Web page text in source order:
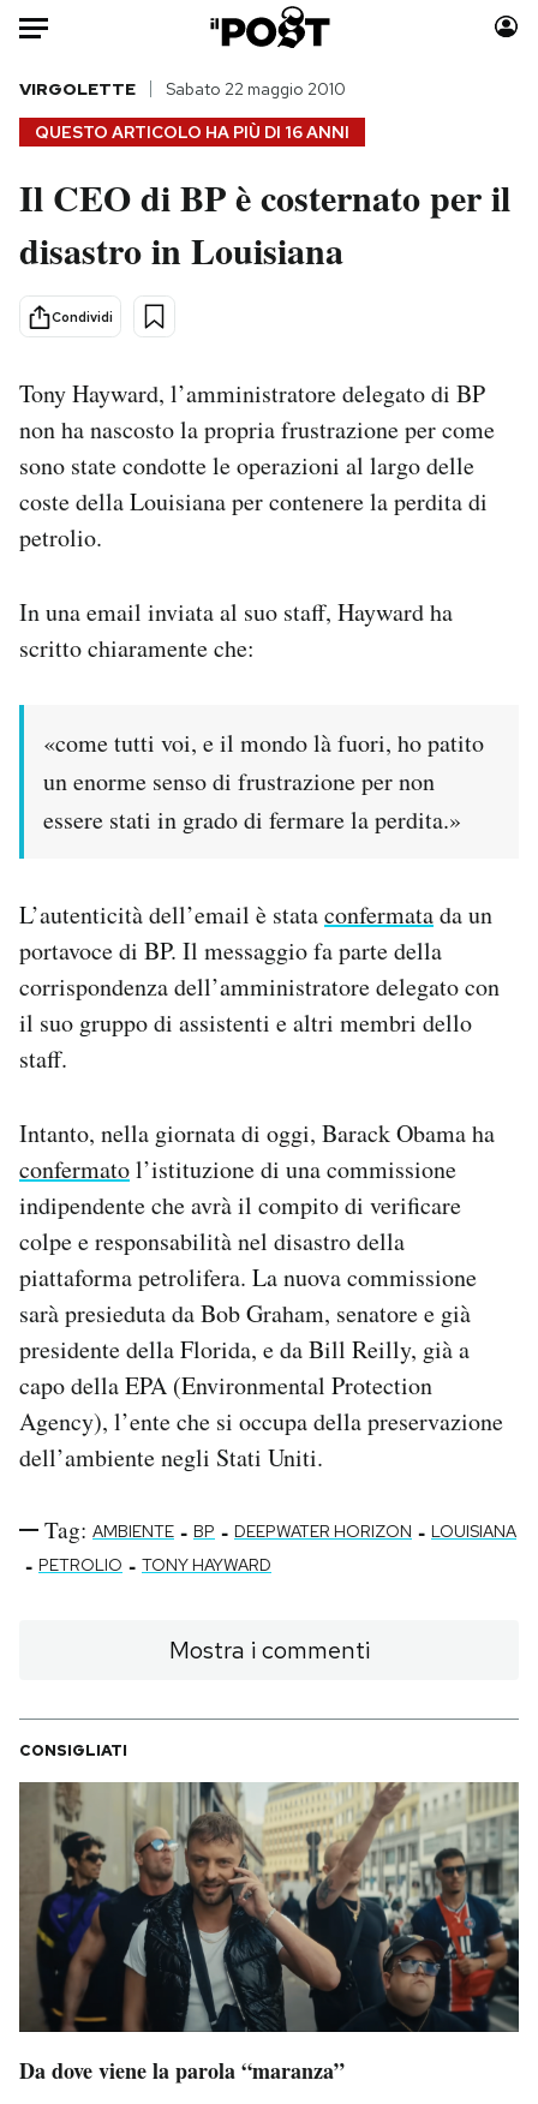
Auto
HOME
Italia
Politica
Tecnologia
Internet
Cultura
Economia
Sport
Moda
Consumismi
Europa
Altrecose
Mondiali calcio 2026
I MIEI PREFERITI
SHOP
CALENDARIO
AREA PERSONALE
Area Personale
Regala il Post
Hai bisogno di aiuto?
Esci
QUESTO ARTICOLO HA PIÙ DI 16 ANNI
VIRGOLETTE Sabato 22 maggio 2010
Il CEO di BP è costernato per il
disastro in Louisiana
Condividi
Tony Hayward, l’amministratore delegato di BP
non ha nascosto la propria frustrazione per come
sono state condotte le operazioni al largo delle
coste della Louisiana per contenere la perdita di
petrolio.
In una email inviata al suo staff, Hayward ha
scritto chiaramente che:
«come tutti voi, e il mondo là fuori, ho patito
un enorme senso di frustrazione per non
essere stati in grado di fermare la perdita.»
L’autenticità dell’email è stataconfermatada un
portavoce di BP. Il messaggio fa parte della
corrispondenza dell’amministratore delegato con
il suo gruppo di assistenti e altri membri dello
staff.
Intanto, nella giornata di oggi, Barack Obama ha
confermatol’istituzione di una commissione
indipendente che avrà il compito di verificare
colpe e responsabilità nel disastro della
piattaforma petrolifera. La nuova commissione
sarà presieduta da Bob Graham, senatore e già
presidente della Florida, e da Bill Reilly, già a
capo della EPA (Environmental Protection
Agency), l’ente che si occupa della preservazione
dell’ambiente negli Stati Uniti.
Tag: AMBIENTE - BP - DEEPWATER HORIZON - LOUISIANA
- PETROLIO - TONY HAYWARD
Mostra i commenti
CONSIGLIATI
Da dove viene la parola “maranza”